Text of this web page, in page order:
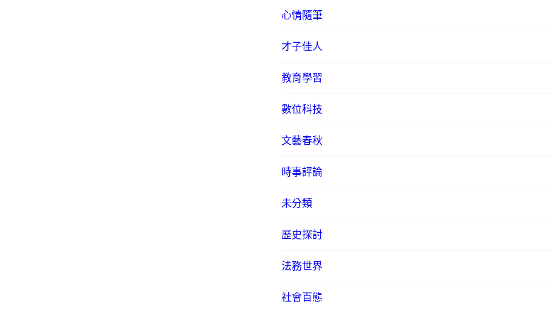
心情隨筆
才子佳人
教育學習
數位科技
文藝春秋
時事評論
未分類
歷史探討
法務世界
社會百態